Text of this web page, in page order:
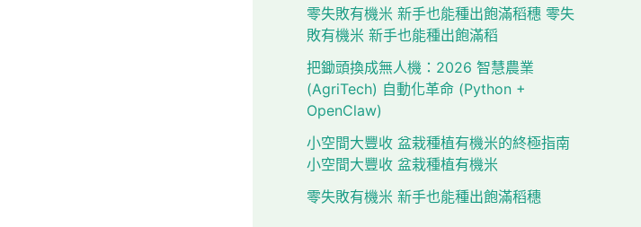
零失敗有機米 新手也能種出飽滿稻穗 零失
敗有機米 新手也能種出飽滿稻
把鋤頭換成無人機：2026 智慧農業
(AgriTech) 自動化革命 (Python +
OpenClaw)
小空間大豐收 盆栽種植有機米的終極指南
小空間大豐收 盆栽種植有機米
零失敗有機米 新手也能種出飽滿稻穗